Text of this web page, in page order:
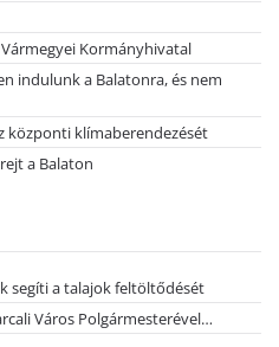
Kormányhivatal
indulunk a Balatonra, és nem
központi klímaberendezését
a Balaton
segíti a talajok feltöltődését
Város Polgármesterével…